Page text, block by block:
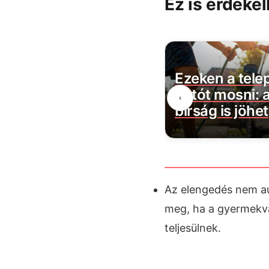
‹
Ezeken a
autót mosni:
bírság is jöhet
Az elengedés nem
meg, ha a
teljesülnek.